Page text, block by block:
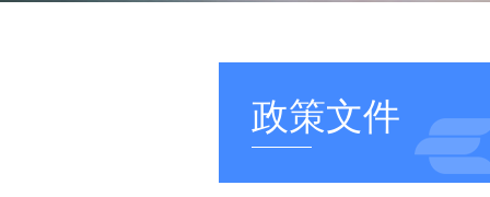
政策文件